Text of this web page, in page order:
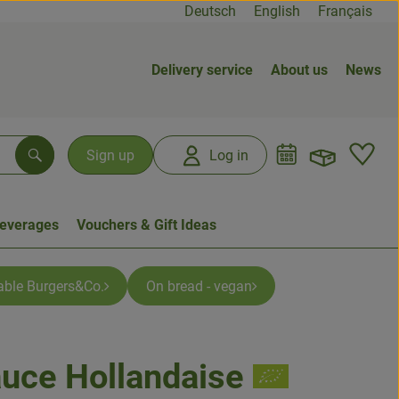
Deutsch English Français
Delivery service About us News
Sign up Log in Open
Search
Vouchers & Gift Ideas
Burgers&Co. On bread - vegan
Hollandaise